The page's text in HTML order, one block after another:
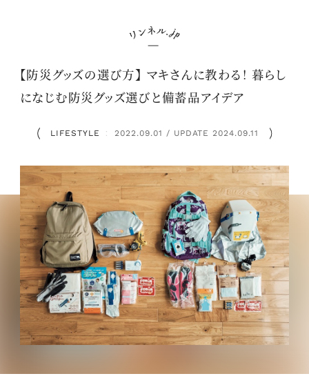
【防災グッズの選び方】 マキさんに教わる！ 暮らし
になじむ防災グッズ選びと備蓄品アイデア
LIFESTYLE ： 2022.09.01 / UPDATE 2024.09.11